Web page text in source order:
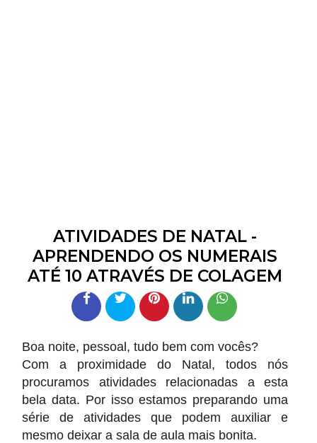
ATIVIDADES DE NATAL -
APRENDENDO OS NUMERAIS
ATÉ 10 ATRAVÉS DE COLAGEM
Boa noite, pessoal, tudo bem com vocês?
Com a proximidade do Natal, todos nós
procuramos atividades relacionadas a esta
bela data. Por isso estamos preparando uma
série de atividades que podem auxiliar e
mesmo deixar a sala de aula mais bonita.